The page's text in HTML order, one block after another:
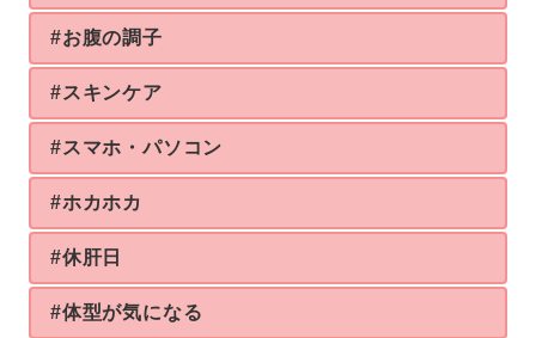
#お腹の調子
#スキンケア
#スマホ・パソコン
#ホカホカ
#休肝日
#体型が気になる